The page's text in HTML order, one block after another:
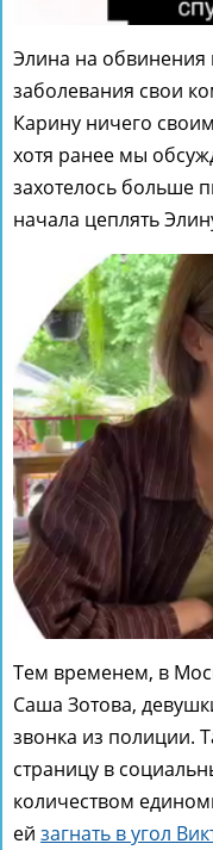
Элина на обвинения
заболевания свои
Карину ничего
хотя ранее мы
захотелось больше
начала цеплять
Тем временем, в
Саша Зотова,
звонка из полиции.
страницу в
количеством
ей загнать в угол